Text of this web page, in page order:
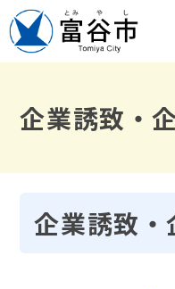
企業誘致・
企業誘致・